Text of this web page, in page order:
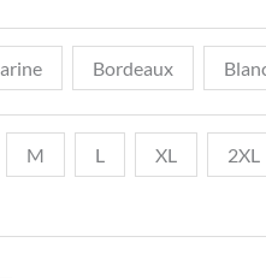
Bordeaux
M L XL 2XL